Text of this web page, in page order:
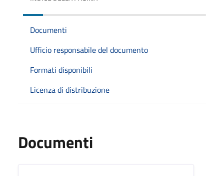
Documenti
Ufficio responsabile del documento
Formati disponibili
Licenza di distribuzione
Documenti